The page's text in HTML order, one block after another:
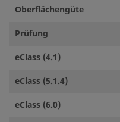
Oberflächengüte
Prüfung
eClass (4.1)
eClass (5.1.4)
eClass (6.0)